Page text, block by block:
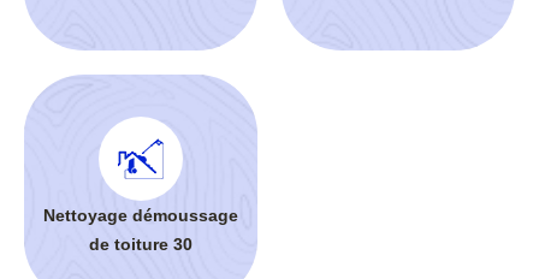
Nettoyage démoussage
de toiture 30